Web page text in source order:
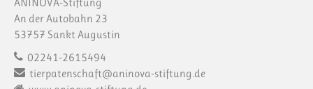
ANINOVA-Stiftung
An der Autobahn 23
53757 Sankt Augustin
02241-2615494
tierpatenschaft@aninova-stiftung.de